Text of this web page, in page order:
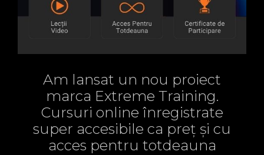
Am lansat un nou proiect
marca Extreme Training.
Cursuri online înregistrate
super accesibile ca preț și cu
acces pentru totdeauna